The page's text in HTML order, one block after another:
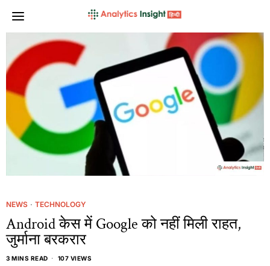
NEWS · TECHNOLOGY
Android केस में Google को नहीं मिली राहत,
जुर्माना बरकरार
3 MINS READ 107 VIEWS